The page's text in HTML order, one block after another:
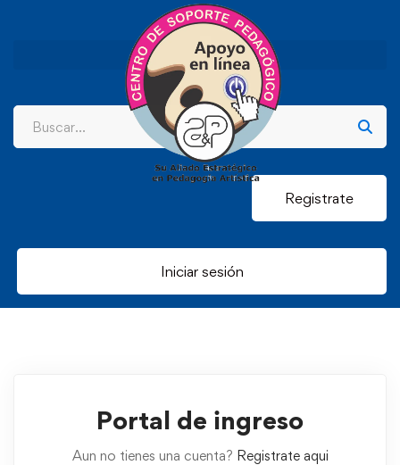
Registrate
Iniciar sesión
Portal de ingreso
Aun no tienes una cuenta? Registrate aqui